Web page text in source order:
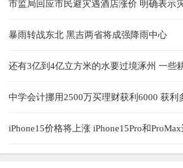
市监局回应市民避灾遇酒店涨价 明确表示灾
暴雨转战东北 黑吉两省将成强降雨中心
还有3亿到4亿立方米的水要过境涿州 一些耕地
中学会计挪用2500万买理财获利6000 获利多少挪
iPhone15价格将上涨 iPhone15Pro和ProMax边